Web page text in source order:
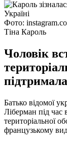
Фото:
Тіна Кароль
Чоловік
Батько відомої
Ліберман під час
територіальної
французькому